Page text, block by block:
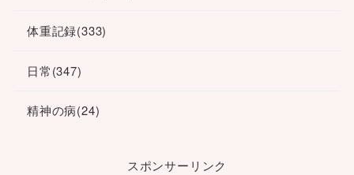
体重記録(333)
日常(347)
精神の病(24)
スポンサーリンク